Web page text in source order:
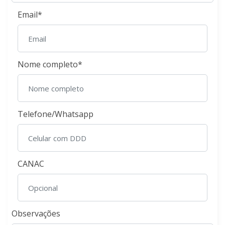
Email*
Nome completo*
Telefone/Whatsapp
CANAC
Observações